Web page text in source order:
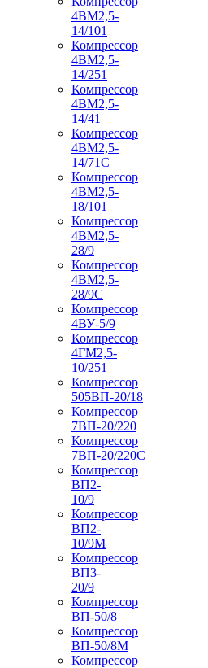
4ВМ2,5-
14/101
Компрессор
4ВМ2,5-
14/251
Компрессор
4ВМ2,5-
14/41
Компрессор
4ВМ2,5-
14/71C
Компрессор
4ВМ2,5-
18/101
Компрессор
4ВМ2,5-
28/9
Компрессор
4ВМ2,5-
28/9С
Компрессор
4ВУ-5/9
Компрессор
4ГМ2,5-
10/251
Компрессор
505ВП-20/18
Компрессор
7ВП-20/220
Компрессор
7ВП-20/220С
Компрессор
ВП2-
10/9
Компрессор
ВП2-
10/9М
Компрессор
ВП3-
20/9
Компрессор
ВП-50/8
Компрессор
ВП-50/8М
Компрессор